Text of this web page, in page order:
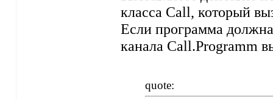
класса Call, который
Если программа
канала Call.Programm
quote: